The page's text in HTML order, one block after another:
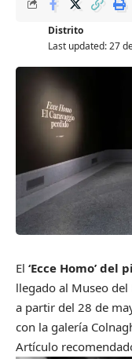
Last updated: 27
Distrito
El ‘Ecce Homo’
llegado al Museo
a partir del 28 de
con la galería
Artículo